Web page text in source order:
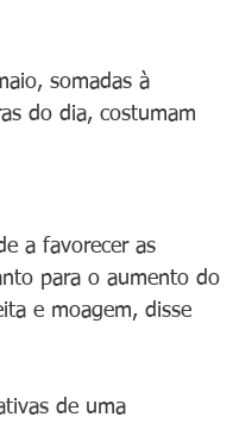
somadas à
do dia, costumam
a favorecer as
para o aumento do
e moagem, disse
de uma